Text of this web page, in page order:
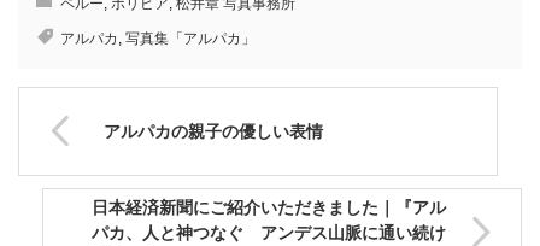
ペルー, ボリビア, 松井章 写真事務所
アルパカ , 写真集「アルパカ」
アルパカの親子の優しい表情
日本経済新聞にご紹介いただきました｜『アル
パカ、人と神つなぐ アンデス山脈に通い続け